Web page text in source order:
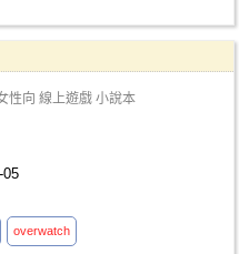
性向 線上遊戲 小說本
05
overwatch